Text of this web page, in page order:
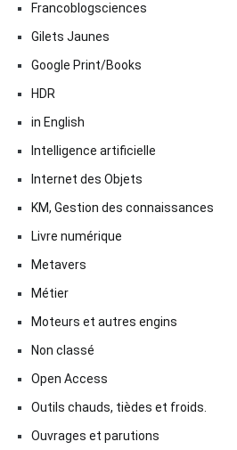
Francoblogsciences
Gilets Jaunes
Google Print/Books
HDR
in English
Intelligence artificielle
Internet des Objets
KM, Gestion des connaissances
Livre numérique
Metavers
Métier
Moteurs et autres engins
Non classé
Open Access
Outils chauds, tièdes et froids.
Ouvrages et parutions